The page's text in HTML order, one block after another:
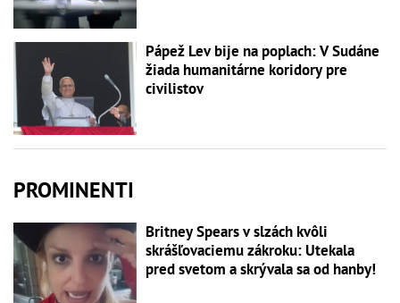
Pápež Lev bije na poplach: V Sudáne
žiada humanitárne koridory pre
civilistov
PROMINENTI
Britney Spears v slzách kvôli
skrášľovaciemu zákroku: Utekala
pred svetom a skrývala sa od hanby!